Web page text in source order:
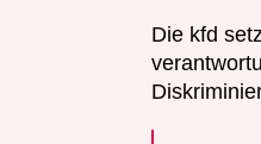
Die kfd